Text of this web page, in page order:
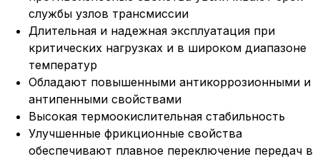
службы узлов трансмиссии
Длительная и надежная эксплуатация при
критических нагрузках и в широком диапазоне
температур
Обладают повышенными антикоррозионными и
антипенными свойствами
Высокая термоокислительная стабильность
Улучшенные фрикционные свойства
обеспечивают плавное переключение передач в